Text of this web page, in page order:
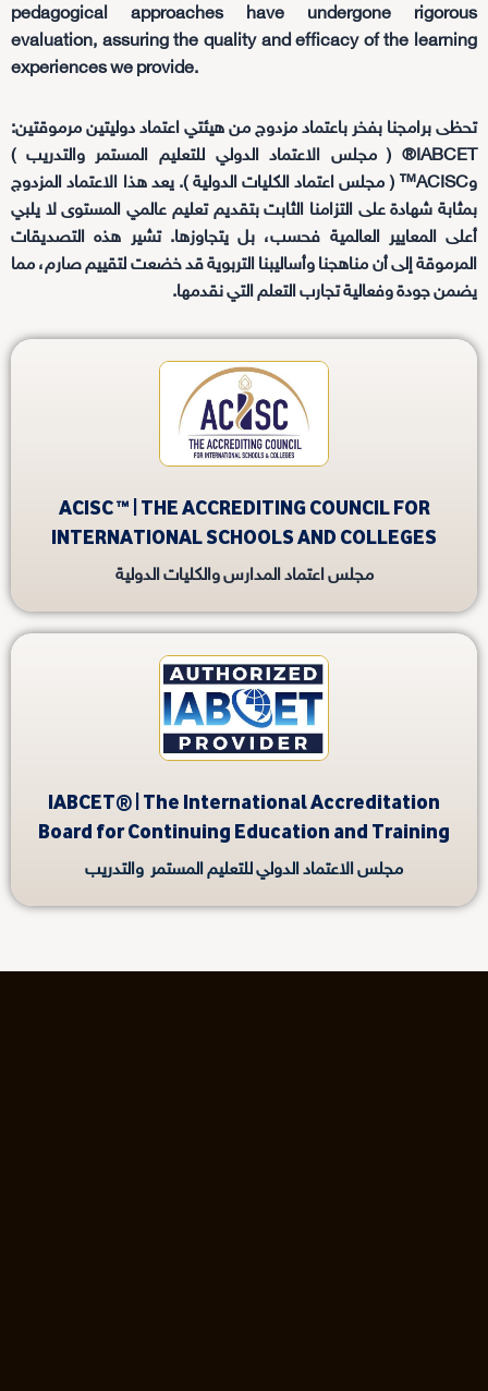
pedagogical approaches have undergone rigorous
evaluation, assuring the quality and efficacy of the learning
experiences we provide.
تحظى برامجنا بفخر باعتماد مزدوج من هيئتي اعتماد دوليتين مرموقتين:
IABCET® ( مجلس الاعتماد الدولي للتعليم المستمر والتدريب )
وACISC™ ( مجلس اعتماد الكليات الدولية ). يعد هذا الاعتماد المزدوج
بمثابة شهادة على التزامنا الثابت بتقديم تعليم عالمي المستوى لا يلبي
أعلى المعايير العالمية فحسب، بل يتجاوزها. تشير هذه التصديقات
المرموقة إلى أن مناهجنا وأساليبنا التربوية قد خضعت لتقييم صارم، مما
يضمن جودة وفعالية تجارب التعلم التي نقدمها.
ACISC ™ | THE ACCREDITING COUNCIL FOR
INTERNATIONAL SCHOOLS AND COLLEGES
مجلس اعتماد المدارس والكليات الدولية
IABCET® | The International Accreditation
Board for Continuing Education and Training
مجلس الاعتماد الدولي للتعليم المستمر والتدريب